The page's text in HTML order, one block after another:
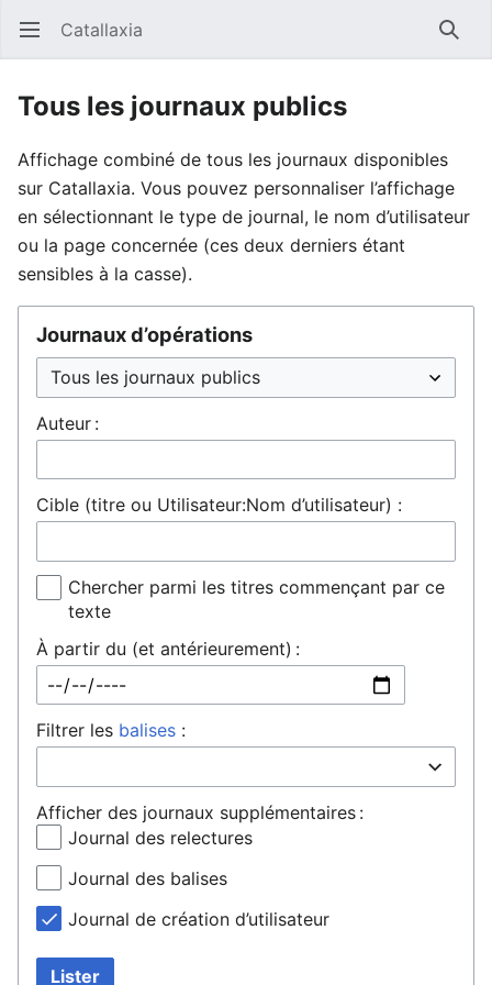
Ouvrir le menu principal Catallaxia
Tous les journaux publics
Affichage combiné de tous les journaux disponibles
sur Catallaxia. Vous pouvez personnaliser l’affichage
en sélectionnant le type de journal, le nom d’utilisateur
ou la page concernée (ces deux derniers étant
sensibles à la casse).
Journaux d’opérations
Auteur :
Cible (titre ou Utilisateur:Nom d’utilisateur) :
Chercher parmi les titres commençant par ce
texte
À partir du (et antérieurement) :
Filtrer les balises :
Afficher des journaux supplémentaires :
Journal des relectures
Journal des balises
Journal de création d’utilisateur
Lister